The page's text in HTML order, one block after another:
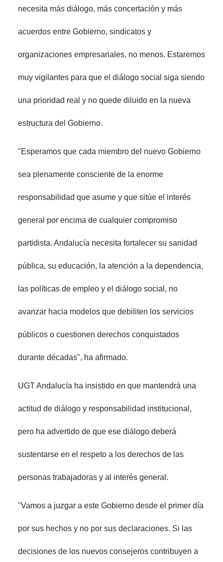
necesita más diálogo, más concertación y más
acuerdos entre Gobierno, sindicatos y
organizaciones empresariales, no menos. Estaremos
muy vigilantes para que el diálogo social siga siendo
una prioridad real y no quede diluido en la nueva
estructura del Gobierno.
"Esperamos que cada miembro del nuevo Gobierno
sea plenamente consciente de la enorme
responsabilidad que asume y que sitúe el interés
general por encima de cualquier compromiso
partidista. Andalucía necesita fortalecer su sanidad
pública, su educación, la atención a la dependencia,
las políticas de empleo y el diálogo social, no
avanzar hacia modelos que debiliten los servicios
públicos o cuestionen derechos conquistados
durante décadas", ha afirmado.
UGT Andalucía ha insistido en que mantendrá una
actitud de diálogo y responsabilidad institucional,
pero ha advertido de que ese diálogo deberá
sustentarse en el respeto a los derechos de las
personas trabajadoras y al interés general.
"Vamos a juzgar a este Gobierno desde el primer día
por sus hechos y no por sus declaraciones. Si las
decisiones de los nuevos consejeros contribuyen a